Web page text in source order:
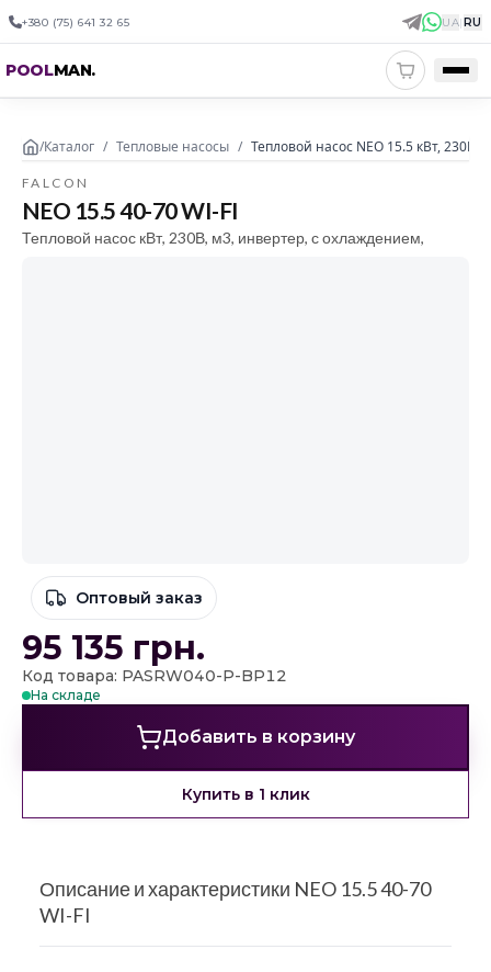
+380 (75) 641 32 65 UA|RU
POOLMAN.
/Каталог / Тепловые насосы / Тепловой насос NEO 15.5 кВт,
FALCON
NEO 15.5 40-70 WI-FI
Тепловой насос кВт, 230В, м3, инвертер, с охлаждением,
Оптовый заказ
95 135 грн.
Код товара: PASRW040-P-BP12
На складе
Добавить в корзину
Купить в 1 клик
Описание и характеристики NEO 15.5 40-70
WI-FI